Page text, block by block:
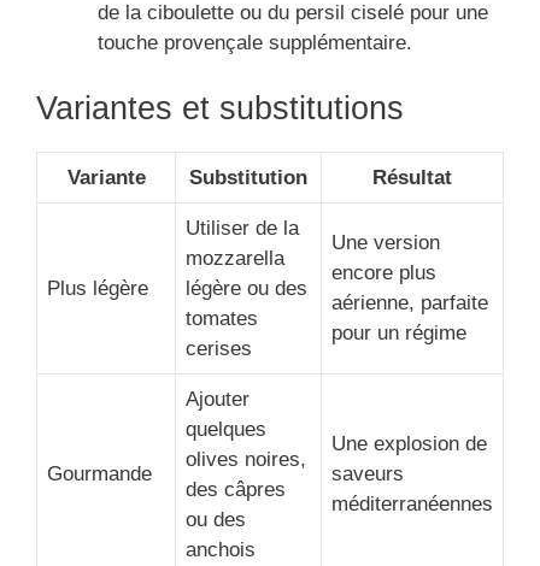
de la ciboulette ou du persil ciselé pour une
touche provençale supplémentaire.
Variantes et substitutions
Variante Substitution Résultat
Plus légère
Utiliser de la
mozzarella
légère ou des
tomates
cerises
Une version
encore plus
aérienne, parfaite
pour un régime
Gourmande
Ajouter
quelques
olives noires,
des câpres
ou des
anchois
Une explosion de
saveurs
méditerranéennes